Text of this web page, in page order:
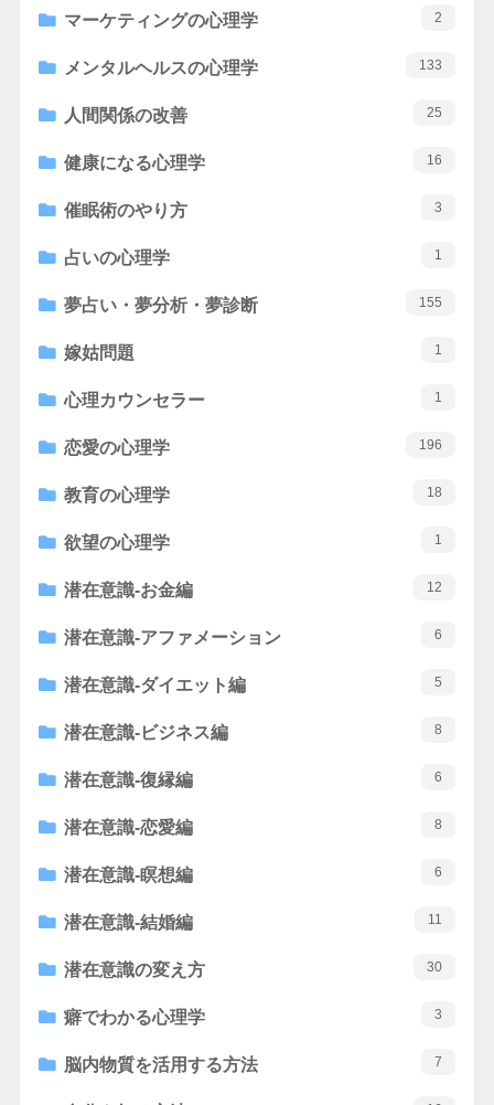
マーケティングの心理学 2
メンタルヘルスの心理学 133
人間関係の改善 25
健康になる心理学 16
催眠術のやり方 3
占いの心理学 1
夢占い・夢分析・夢診断 155
嫁姑問題 1
心理カウンセラー 1
恋愛の心理学 196
教育の心理学 18
欲望の心理学 1
潜在意識-お金編 12
潜在意識-アファメーション 6
潜在意識-ダイエット編 5
潜在意識-ビジネス編 8
潜在意識-復縁編 6
潜在意識-恋愛編 8
潜在意識-瞑想編 6
潜在意識-結婚編 11
潜在意識の変え方 30
癖でわかる心理学 3
脳内物質を活用する方法 7